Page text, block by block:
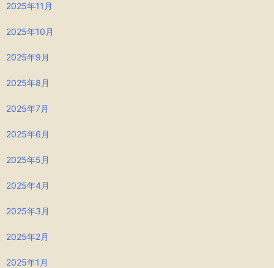
2025年11月
2025年10月
2025年9月
2025年8月
2025年7月
2025年6月
2025年5月
2025年4月
2025年3月
2025年2月
2025年1月